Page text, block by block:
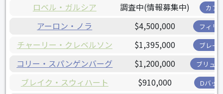
ロベル・ガルシア 調査中(情報募集中) カブ
アーロン・ノラ $4,500,000 フィリ
チャーリー・クレベルソン $1,395,000 ブレー
コリー・スパンゲンバーグ $1,200,000 ブリュ
ブレイク・スウィハート $910,000 Dバッ